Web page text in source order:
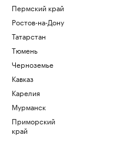
Пермский край
Ростов-на-Дону
Татарстан
Тюмень
Черноземье
Кавказ
Карелия
Мурманск
Приморский
край